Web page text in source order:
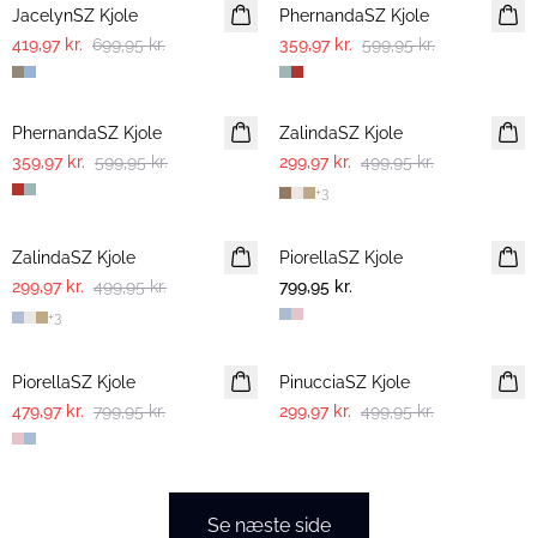
JacelynSZ Kjole
419,97 kr. 699,95 kr.
PhernandaSZ Kjole
359,97 kr. 599,95 kr.
-40%
PhernandaSZ Kjole
359,97 kr. 599,95 kr.
-40%
ZalindaSZ Kjole
299,97 kr. 499,95 kr.
+3
ZalindaSZ Kjole
299,97 kr. 499,95 kr.
+3
PiorellaSZ Kjole
799,95 kr.
PiorellaSZ Kjole
479,97 kr. 799,95 kr.
PinucciaSZ Kjole
299,97 kr. 499,95 kr.
Se næste side